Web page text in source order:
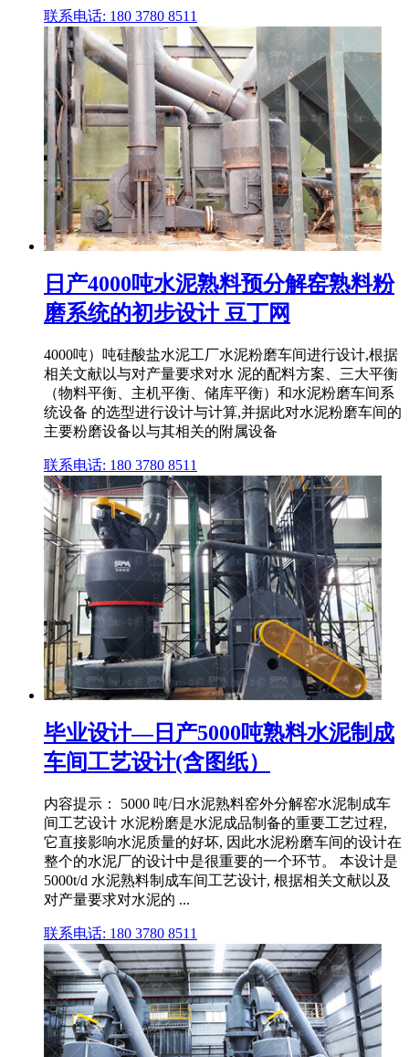
联系电话: 180 3780 8511
日产4000吨水泥熟料预分解窑熟料粉
磨系统的初步设计 豆丁网
4000吨）吨硅酸盐水泥工厂水泥粉磨车间进行设计,根据
相关文献以与对产量要求对水 泥的配料方案、三大平衡
（物料平衡、主机平衡、储库平衡）和水泥粉磨车间系
统设备 的选型进行设计与计算,并据此对水泥粉磨车间的
主要粉磨设备以与其相关的附属设备
联系电话: 180 3780 8511
毕业设计—日产5000吨熟料水泥制成
车间工艺设计(含图纸）
内容提示： 5000 吨/日水泥熟料窑外分解窑水泥制成车
间工艺设计 水泥粉磨是水泥成品制备的重要工艺过程,
它直接影响水泥质量的好坏, 因此水泥粉磨车间的设计在
整个的水泥厂的设计中是很重要的一个环节。 本设计是
5000t/d 水泥熟料制成车间工艺设计, 根据相关文献以及
对产量要求对水泥的 ...
联系电话: 180 3780 8511